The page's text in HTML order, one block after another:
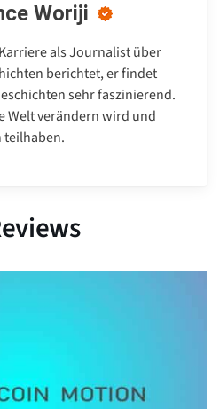
Woriji
als Journalist über
berichtet, er findet
sehr faszinierend.
Welt verändern wird und
teilhaben.